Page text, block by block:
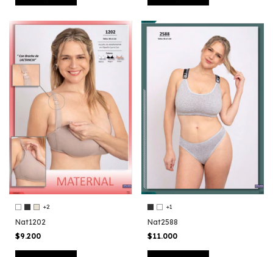
+2
Nat1202
$9.200
+1
Nat2588
$11.000